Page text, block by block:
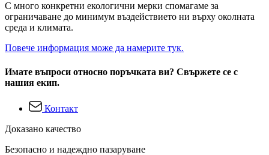
С много конкретни екологични мерки спомагаме за
ограничаване до минимум въздействието ни върху околната
среда и климата.
Повече информация може да намерите тук.
Имате въпроси относно поръчката ви? Свържете се с
нашия екип.
Контакт
Доказано качество
Безопасно и надеждно пазаруване